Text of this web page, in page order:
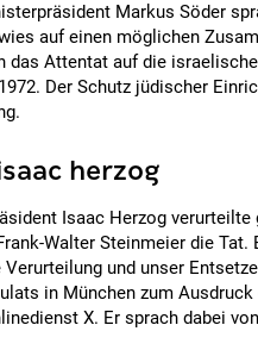
Markus Söder
auf einen möglichen
das Attentat auf die
Der Schutz jüdischer
herzog
Isaac Herzog
Walter Steinmeier die
und unser
in München zum
X. Er sprach dabei